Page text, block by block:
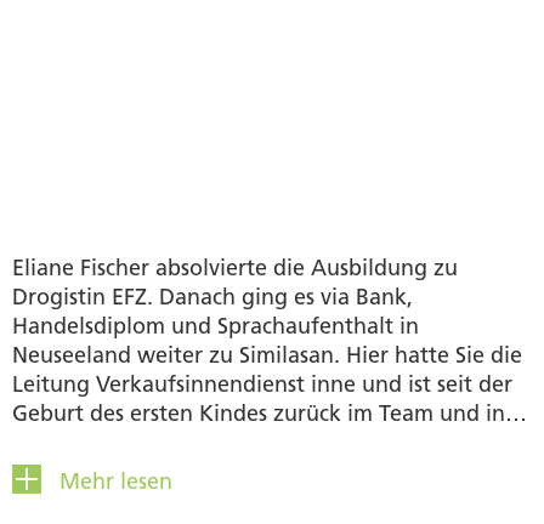
Eliane Fischer absolvierte die Ausbildung zu
Drogistin EFZ. Danach ging es via Bank,
Handelsdiplom und Sprachaufenthalt in
Neuseeland weiter zu Similasan. Hier hatte Sie die
Leitung Verkaufsinnendienst inne und ist seit der
Geburt des ersten Kindes zurück im Team und in
tätig. Im Turnverein ist Sie aktiv engagiert und
auch im Vorstand präsent. Weiter halten Eliane die
Mehr lesen